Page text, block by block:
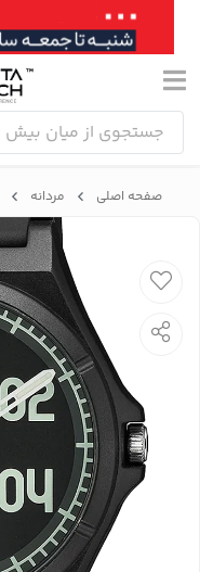
صفحه اصلی مردانه